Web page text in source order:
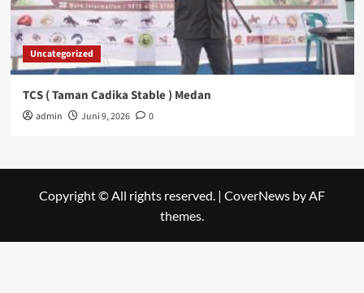
Uncategorized
TCS ( Taman Cadika Stable ) Medan
admin Juni 9, 2026 0
Copyright © All rights reserved. | CoverNews by AF
themes.